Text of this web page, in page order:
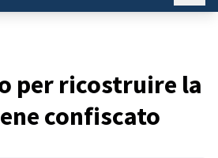
per ricostruire la
confiscato